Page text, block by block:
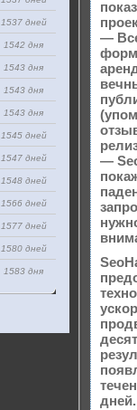
1537 дней
1542 дня
1543 дня
1543 дня
1543 дня
1545 дней
1547 дней
1548 дней
1566 дней
1577 дней
1580 дней
1583 дня
—
—
дней.